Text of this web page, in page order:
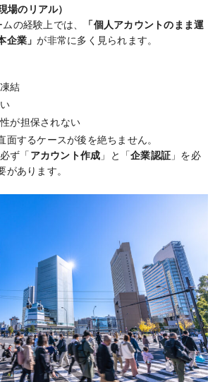
場のリアル）
の経験上では、
「個人アカウントのまま運
企業」が非常に多く見られます。
結
が担保されない
面するケースが後を絶ちません。
ず「 アカウント作成 」と「企業認証 」を必
があります。